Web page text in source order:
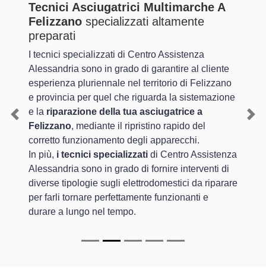
Tecnici Asciugatrici Multimarche A
Felizzano specializzati altamente
preparati
I tecnici specializzati di Centro Assistenza
Alessandria sono in grado di garantire al cliente
esperienza pluriennale nel territorio di Felizzano
e provincia per quel che riguarda la sistemazione
e la riparazione della tua asciugatrice a
Felizzano, mediante il ripristino rapido del
corretto funzionamento degli apparecchi.
In più, i tecnici specializzati di Centro Assistenza
Alessandria sono in grado di fornire interventi di
diverse tipologie sugli elettrodomestici da riparare
per farli tornare perfettamente funzionanti e
durare a lungo nel tempo.
Previous